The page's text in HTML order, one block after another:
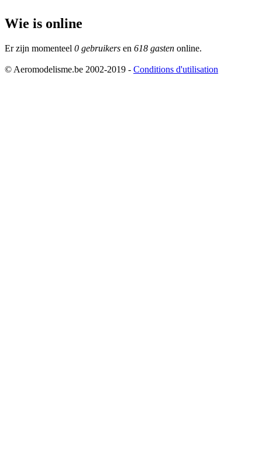
Wie is online
Er zijn momenteel 0 gebruikers en 618 gasten online.
© Aeromodelisme.be 2002-2019 - Conditions d'utilisation